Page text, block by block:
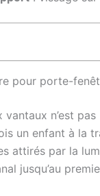
pour porte-
n’est
un enfant à la
attirés par la
jusqu’au